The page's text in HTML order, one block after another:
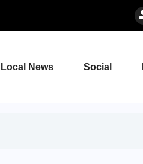
Local News Social